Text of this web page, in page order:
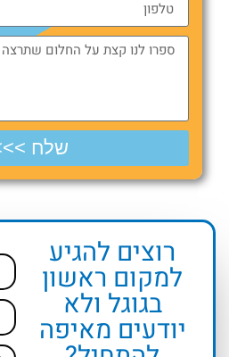
שלח
רוצים להגיע
למקום ראשון
בגוגל ולא
יודעים מאיפה